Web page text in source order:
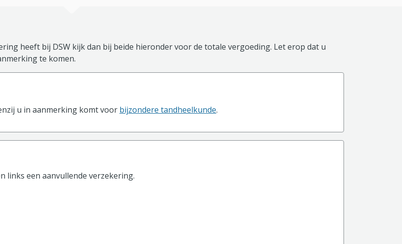
heeft bij DSW kijk dan bij beide hieronder voor de totale vergoeding. Let erop dat u
te komen.
u in aanmerking komt voor bijzondere tandheelkunde.
links een aanvullende verzekering.